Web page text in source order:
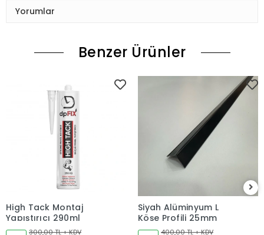
Yorumlar
Benzer Ürünler
High Tack Montaj
Yapıştırıcı 290ml
300,00 TL + KDV
Siyah Alüminyum L
Köşe Profili 25mm
400,00 TL + KDV